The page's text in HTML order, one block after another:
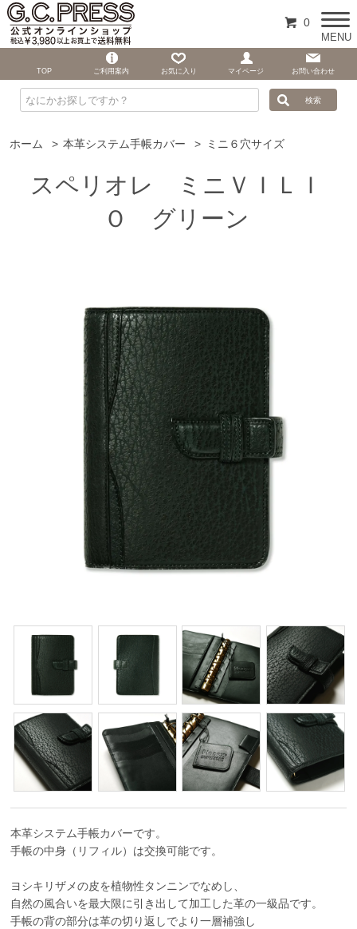
ホーム > 本革システム手帳カバー > ミニ６穴サイズ
スペリオレ ミニＶＩＬＩ
Ｏ グリーン
本革システム手帳カバーです。
手帳の中身（リフィル）は交換可能です。
ヨシキリザメの皮を植物性タンニンでなめし、
自然の風合いを最大限に引き出して加工した革の一級品です。
手帳の背の部分は革の切り返しでより一層補強し
0
MENU
TOP ご利用案内 お気に入り マイページ お問い合わせ